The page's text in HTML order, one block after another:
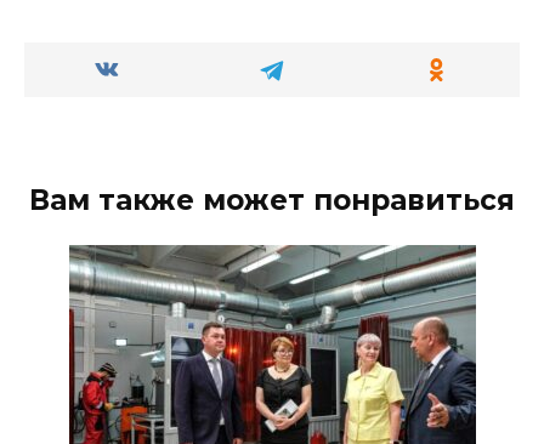
Вам также может понравиться